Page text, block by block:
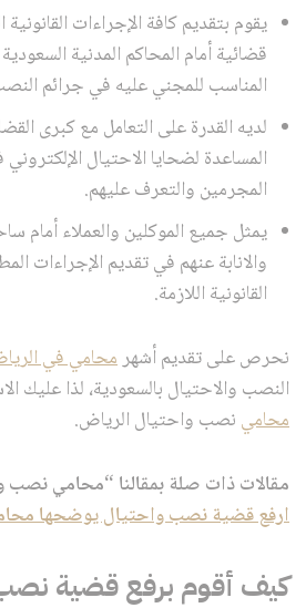
يقوم بتقديم كافة الإجراءات
قضائية أمام المحاكم المدنية
المناسب للمجني عليه في جرائم
لديه القدرة على التعامل مع كبرى
المساعدة لضحايا الاحتيال
المجرمين والتعرف عليهم.
يمثل جميع الموكلين والعملاء أمام
والانابة عنهم في تقديم الإجراءات
القانونية اللازمة.
نحرص على تقديم أشهرمحامي في
النصب والاحتيال بالسعودية، لذا عليك
محامي نصب واحتيال الرياض.
مقالات ذات صلة بمقالنا “محامي نصب
ارفع قضية نصب واحتيال يوضحها محامي
كيف أقوم برفع قضية نصب